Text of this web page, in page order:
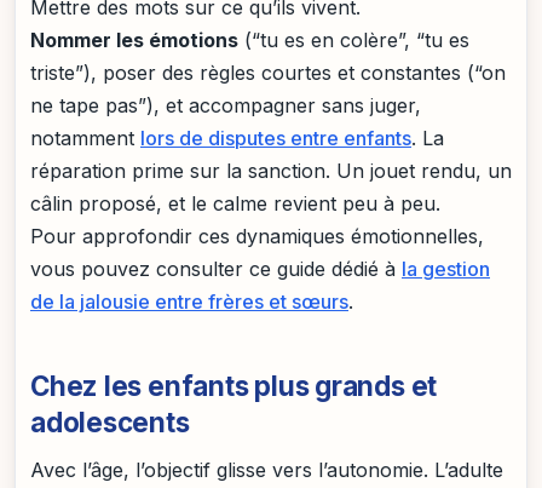
Mettre des mots sur ce qu’ils vivent.
Nommer les émotions (“tu es en colère”, “tu es
triste”), poser des règles courtes et constantes (“on
ne tape pas”), et accompagner sans juger,
notamment lors de disputes entre enfants. La
réparation prime sur la sanction. Un jouet rendu, un
câlin proposé, et le calme revient peu à peu.
Pour approfondir ces dynamiques émotionnelles,
vous pouvez consulter ce guide dédié à la gestion
de la jalousie entre frères et sœurs.
Chez les enfants plus grands et
adolescents
Avec l’âge, l’objectif glisse vers l’autonomie. L’adulte